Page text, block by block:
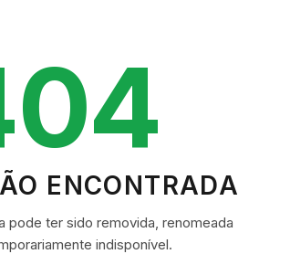
ENCONTRADA
pode ter sido removida, renomeada
indisponível.